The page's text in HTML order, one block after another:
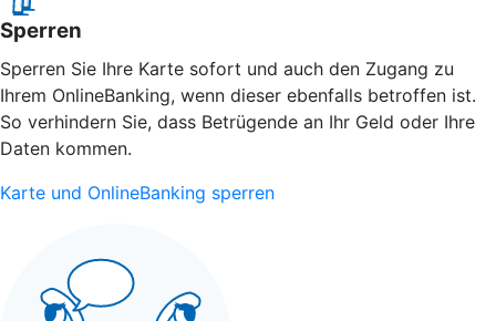
Sperren
Sperren Sie Ihre Karte sofort und auch den Zugang zu
Ihrem OnlineBanking, wenn dieser ebenfalls betroffen ist.
So verhindern Sie, dass Betrügende an Ihr Geld oder Ihre
Daten kommen.
Karte und OnlineBanking sperren